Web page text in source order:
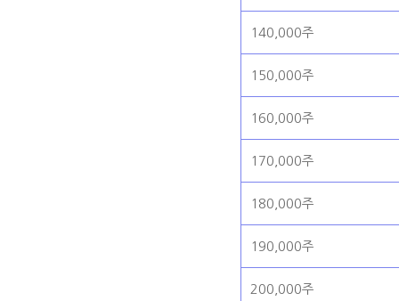
140,000주
150,000주
160,000주
170,000주
180,000주
190,000주
200,000주